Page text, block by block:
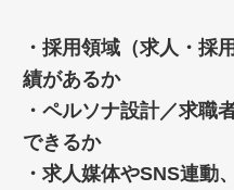
・採用領域（求人・採
績があるか
・ペルソナ設計／求職
できるか
・求人媒体やSNS連動